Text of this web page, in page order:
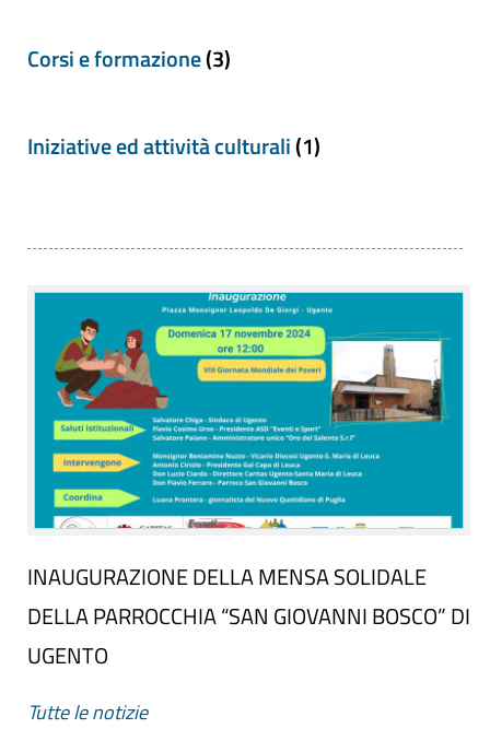
Corsi e formazione(3)
Iniziative ed attività culturali(1)
INAUGURAZIONE DELLA MENSA SOLIDALE
DELLA PARROCCHIA “SAN GIOVANNI BOSCO” DI
UGENTO
Tutte le notizie